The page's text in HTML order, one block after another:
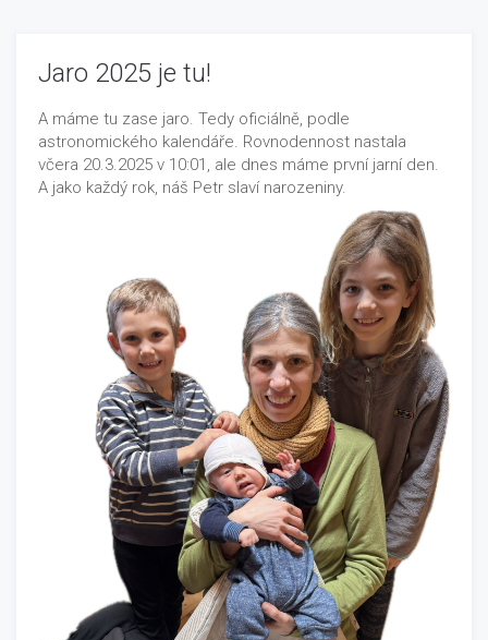
Jaro 2025 je tu!
A máme tu zase jaro. Tedy oficiálně, podle
astronomického kalendáře. Rovnodennost nastala
včera 20.3.2025 v 10:01, ale dnes máme první jarní den.
A jako každý rok, náš Petr slaví narozeniny.